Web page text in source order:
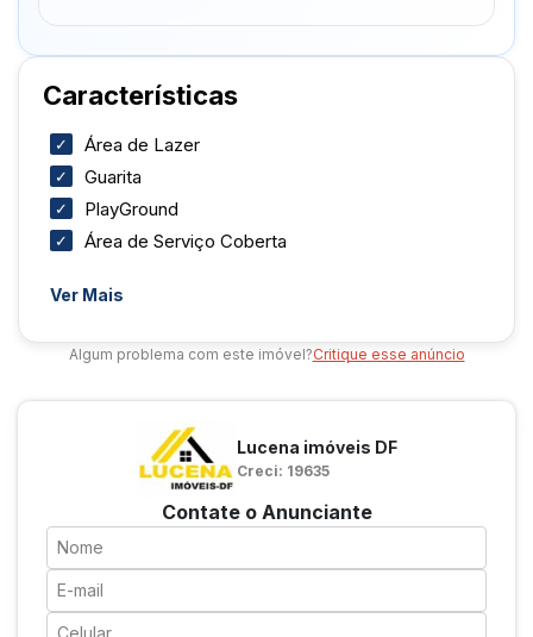
Características
Área de Lazer
Guarita
PlayGround
Área de Serviço Coberta
Aceita Pets
Ver Mais
Algum problema com este imóvel?Critique esse anúncio
Lucena imóveis DF
Creci: 19635
Contate o Anunciante